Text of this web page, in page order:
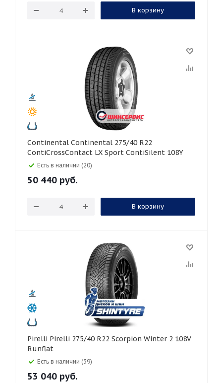
В корзину
Continental Continental 275/40 R22
ContiCrossContact LX Sport ContiSilent 108Y
Есть в наличии (20)
50 440 руб.
В корзину
Pirelli Pirelli 275/40 R22 Scorpion Winter 2 108V
Runflat
Есть в наличии (39)
53 040 руб.